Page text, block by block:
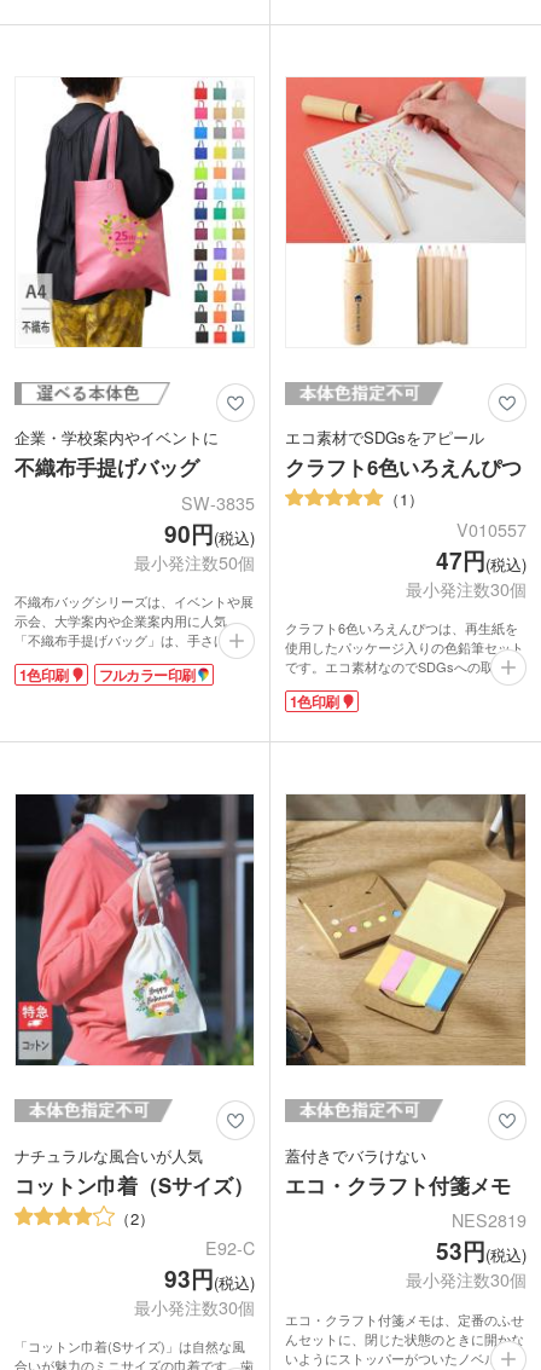
ンのノベルティに最適です。実用性の高
動画提供 : SELECTIONS
きます。
ィ、キャンペーンの販促品などにぴった
り！格安でオリジナルグッズや同人グッ
ズを作成したい方にもおすすめです。
企業・学校案内やイベントに
不織布手提げバッグ
SW-3835
90円(税込)
最小発注数50個
不織布バッグシリーズは、イベントや展
示会、大学案内や企業案内用に人気。
「不織布手提げバッグ」は、手さげにも
ショルダーにも使える2wayタイプ。書
類やパンフレットが横にスマートに収納
ダークグレーなど、豊富なバリエーショ
1色印刷 フルカラー印刷
エコ素材でSDGsをアピール
クラフト6色いろえんぴつ
1
V010557
47円(税込)
最小発注数30個
クラフト6色いろえんぴつは、再生紙を
使用したパッケージ入りの色鉛筆セット
です。エコ素材なのでSDGsへの取り組
みのアピールも可能。手軽にお渡しでき
るサイズと価格で、お子様向けのバラマ
キャップまたは本体部分に1色印刷で名
どにおすすめ。お子様には退屈な商談時
間も、お絵描きができたら楽しい時間に
なりますね。
1色印刷
ナチュラルな風合いが人気
コットン巾着（Sサイズ）
2
E92-C
93円(税込)
最小発注数30個
「コットン巾着(Sサイズ)」は自然な風
合いが魅力のミニサイズの巾着です。歯
蓋付きでバラけない
エコ・クラフト付箋メモ
NES2819
53円(税込)
最小発注数30個
エコ・クラフト付箋メモは、定番のふせ
んセットに、閉じた状態のときに開かな
いようにストッパーがついたノベルティ